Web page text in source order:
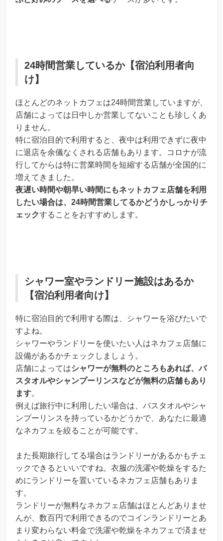
24時間営業しているか【宿泊利用者向
け】
ほとんどのネットカフェは24時間営業していますが、
店舗によっては日中しか営業してないことも珍しくあ
りません。
特に宿泊目的で利用すると、夜中は利用できずに夜中
に退店を余儀なくされる店舗もあります。コロナが流
行してからは特に営業時間を短縮する店舗が全国的に
増えてきました。
夜遅い時間や朝早い時間にもネットカフェ店舗を利用
したい場合は、24時間営業してるかどうかしっかりチ
ェックすることをおすすめします。
シャワー室やランドリー施設はあるか
【宿泊利用者向け】
特に宿泊目的で利用する際は、シャワーを浴びたいで
すよね。
シャワーやランドリーを使いたい人はネカフェ店舗に
設備があるかチェックしましょう。
店舗によってはシャワーが無料のところもあれば、バ
スタオルやシャンプーリンスなどが無料の店舗もあり
ます。
例えば旅行中に利用したい場合は、バスタオルやシャ
ンプーリンスを持っているかどうかで、あなたに最適
なネカフェを絞ることが可能です。
また長期旅行してる場合はランドリーがあるかもチェ
ックできるといいですね。衣服の洗濯や乾燥をするた
めにランドリーを置いているネカフェ店舗もありま
す。
ランドリーが無料なネカフェ店舗はほとんどありませ
んが、数百円で利用できるのでコインランドリーとあ
まり変わらない料金で洗濯や乾燥をネカフェで済ませ